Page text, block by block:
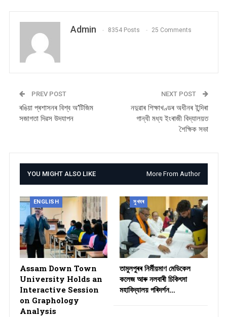
Admin 8354 Posts 25 Comments
PREV POST
ৰঙিয়া প্ৰশাসনৰ বিশ্ব অ’টিজিম
সজাগতা দিৱস উদযাপন
NEXT POST
নদুৱাৰ শিক্ষাখণ্ডৰ অধীনৰ ইন্দিৰা
গান্ধী মধ্য ইংৰাজী বিদ্যালয়ত
শৈক্ষিক সভা
YOU MIGHT ALSO LIKE More From Author
ENGLISH
Assam Down Town
University Holds an
Interactive Session
on Graphology
Analysis
সুখবৰ
তামুলপুৰৰ নিৰ্মীয়মাণ মেডিকেল
কলেজ আৰু নলবাৰী চিকিৎসা
মহাবিদ্যালয় পৰিদৰ্শন…